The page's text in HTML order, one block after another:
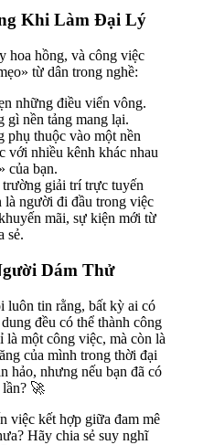
Khi Làm Đại Lý
hoa hồng, và công việc
từ dân trong nghề:
những điều viển vông.
gì nền tảng mang lại.
phụ thuộc vào một nền
với nhiều kênh khác nhau
của bạn.
giải trí trực tuyến
người đi đầu trong việc
mãi, sự kiện mới từ
sẻ.
Dám Thử
luôn tin rằng, bất kỳ ai có
đều có thể thành công
một công việc, mà còn là
của mình trong thời đại
hảo, nhưng nếu bạn đã có
lần? 🚀
việc kết hợp giữa đam mê
Hãy chia sẻ suy nghĩ